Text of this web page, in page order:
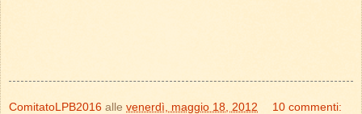
ComitatoLPB2016 alle venerdì, maggio 18, 2012 10 commenti: